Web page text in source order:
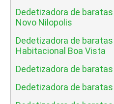
Dedetizadora de
Novo Nilopolis
Dedetizadora de
Habitacional Boa Vista
Dedetizadora de
Dedetizadora de